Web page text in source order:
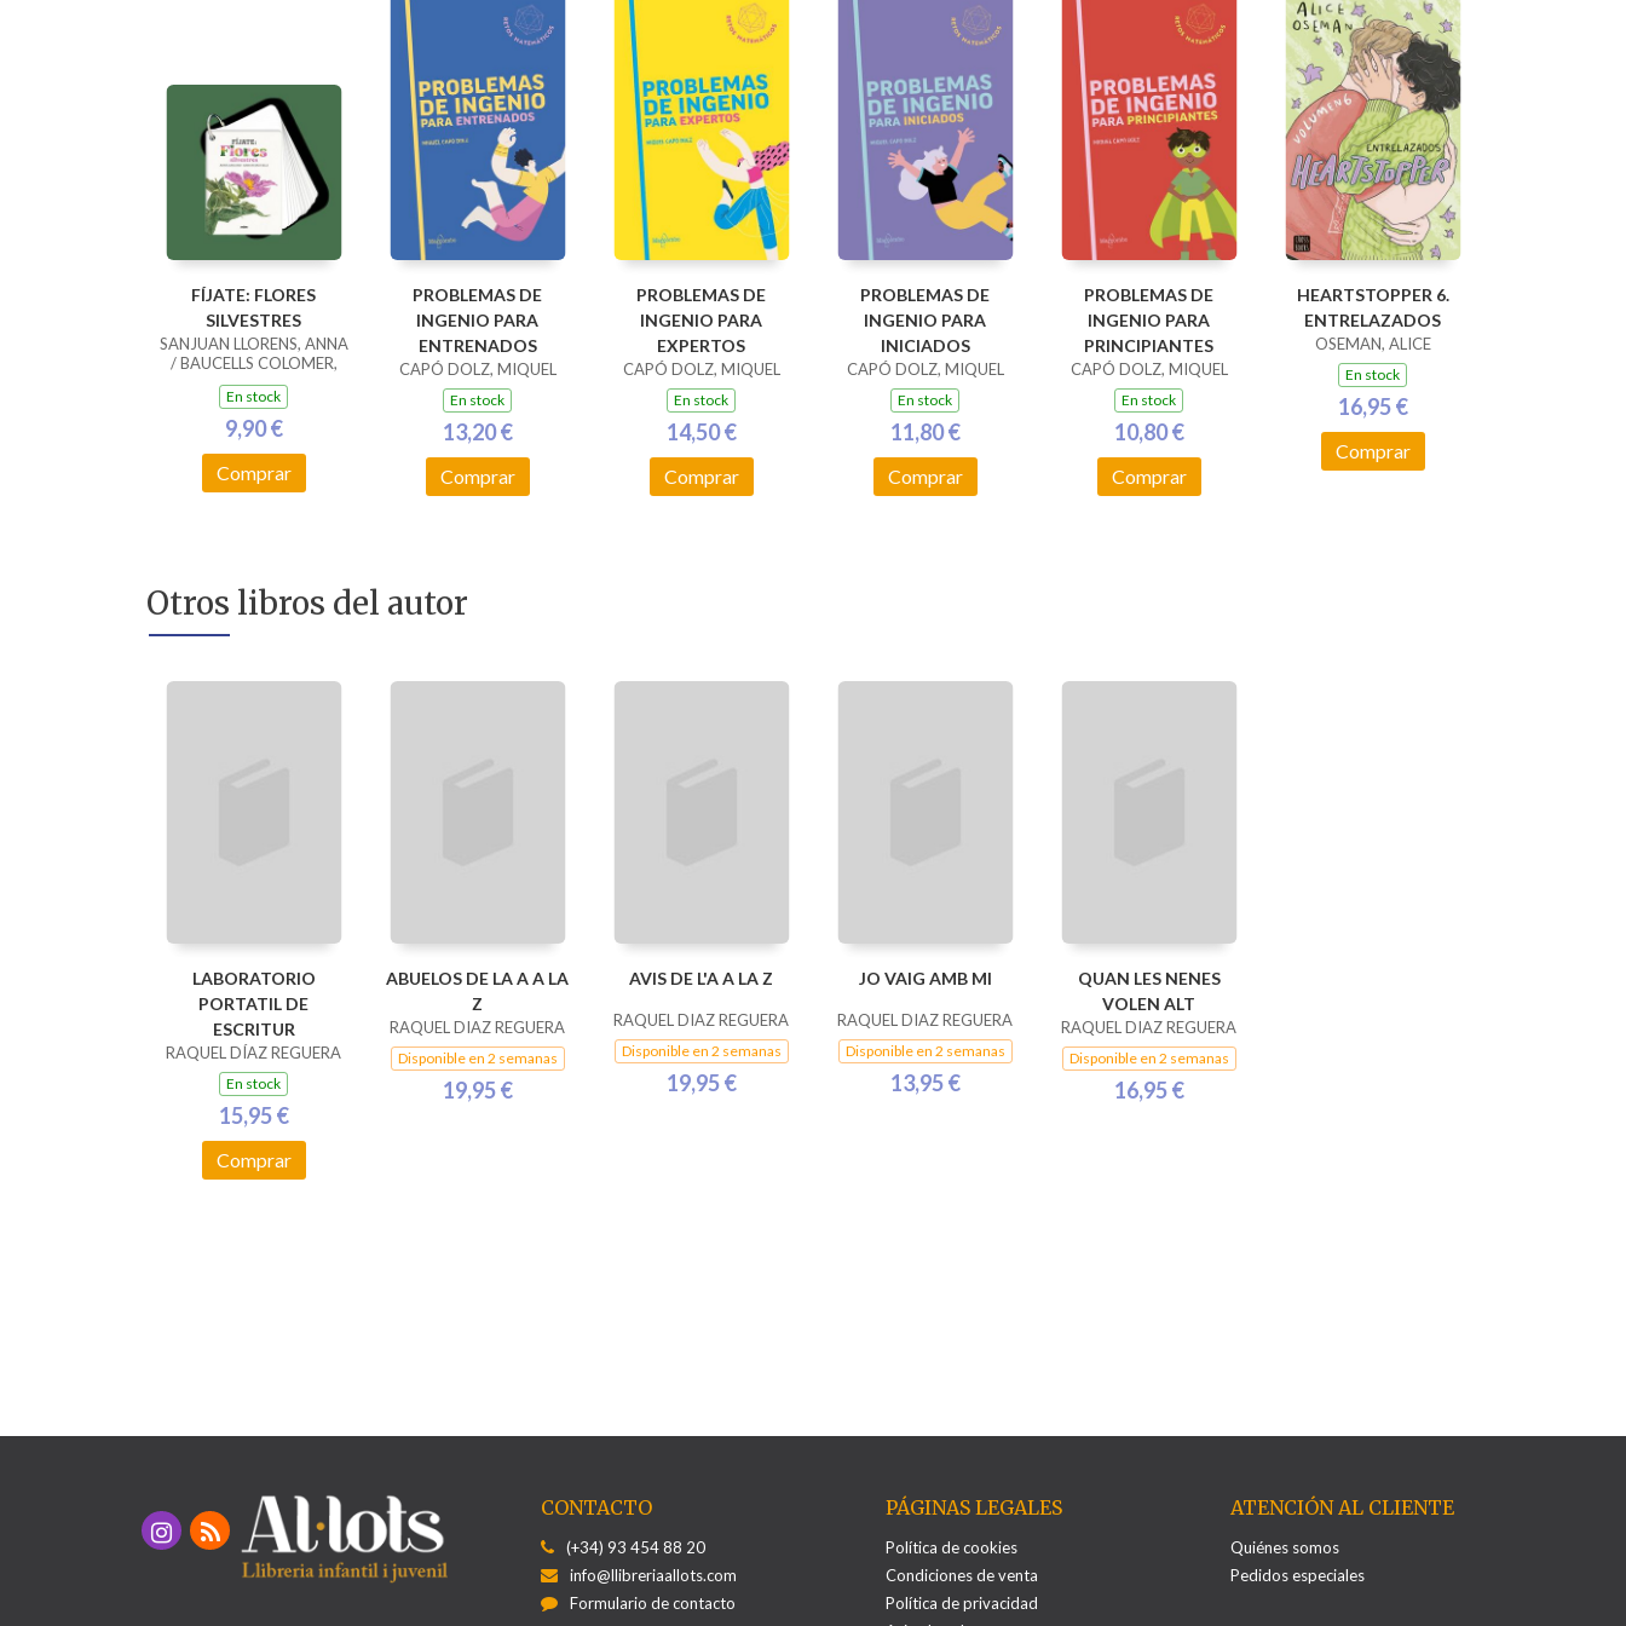
FÍJATE: FLORES
SILVESTRES
SANJUAN LLORENS, ANNA
/ BAUCELLS COLOMER,
RAMON
En stock
9,90 €
Comprar
PROBLEMAS DE
INGENIO PARA
ENTRENADOS
CAPÓ DOLZ, MIQUEL
En stock
13,20 €
Comprar
PROBLEMAS DE
INGENIO PARA
EXPERTOS
CAPÓ DOLZ, MIQUEL
En stock
14,50 €
Comprar
PROBLEMAS DE
INGENIO PARA
INICIADOS
CAPÓ DOLZ, MIQUEL
En stock
11,80 €
Comprar
PROBLEMAS DE
INGENIO PARA
PRINCIPIANTES
CAPÓ DOLZ, MIQUEL
En stock
10,80 €
Comprar
HEARTSTOPPER 6.
ENTRELAZADOS
OSEMAN, ALICE
En stock
16,95 €
Comprar
Otros libros del autor
LABORATORIO
PORTATIL DE
ESCRITUR
RAQUEL DÍAZ REGUERA
En stock
15,95 €
Comprar
ABUELOS DE LA A A LA
Z
RAQUEL DIAZ REGUERA
Disponible en 2 semanas
19,95 €
AVIS DE L'A A LA Z
RAQUEL DIAZ REGUERA
Disponible en 2 semanas
19,95 €
JO VAIG AMB MI
RAQUEL DIAZ REGUERA
Disponible en 2 semanas
13,95 €
QUAN LES NENES
VOLEN ALT
RAQUEL DIAZ REGUERA
Disponible en 2 semanas
16,95 €
CONTACTO
(+34) 93 454 88 20
info@llibreriaallots.com
Formulario de contacto
PÁGINAS LEGALES
Política de cookies
Condiciones de venta
Política de privacidad
ATENCIÓN AL CLIENTE
Quiénes somos
Pedidos especiales